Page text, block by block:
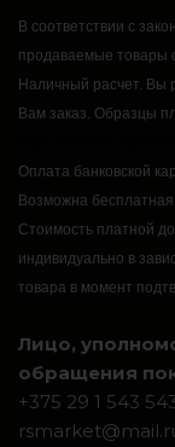
В соответствии с
продаваемые товары
Наличный расчет. Вы
Вам заказ. Образцы
Оплата банковской
Возможна бесплатная
Стоимость платной
индивидуально в
товара в момент
Лицо,
обращения
+375 29 1 543